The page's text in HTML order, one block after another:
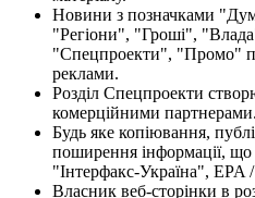
Новини з позначками
"Регіони", "Гроші",
"Спецпроекти", "Промо"
реклами.
Розділ Спецпроекти
комерційними партнерами.
Будь яке копіювання,
поширення інформації, що
"Інтерфакс-Україна", EPA
Власник веб-сторінки в